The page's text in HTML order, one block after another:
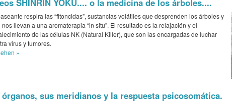
SHINRIN YOKU.... o la medicina de los árboles....
respira las “fitoncidas”, sustancias volátiles que desprenden los árboles y
nos llevan a una aromaterapia “in situ”. El resultado es la relajación y el
de las células NK (Natural Killer), que son las encargadas de luchar
virus y tumores.
»
órganos, sus meridianos y la respuesta psicosomática.